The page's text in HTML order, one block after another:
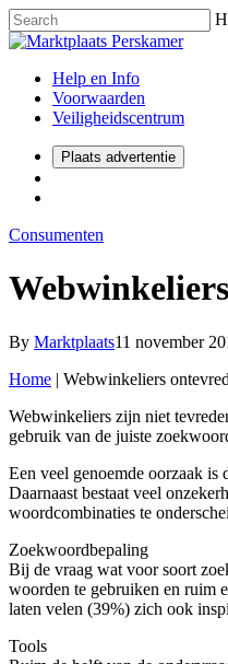
Help en Info
Voorwaarden
Veiligheidscentrum
Plaats advertentie
Consumenten
By Marktplaats11 november
Home | Webwinkeliers
Webwinkeliers zijn niet
gebruik van de juiste
Een veel genoemde oorzaak
Daarnaast bestaat veel
woordcombinaties te
Zoekwoordbepaling
Bij de vraag wat voor soort
woorden te gebruiken en ruim
laten velen (39%) zich ook
Tools